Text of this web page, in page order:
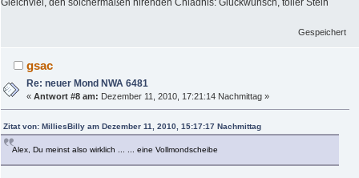
Gleichviel, den solchermaßen hirenden Chladnis: Glückwunsch, toller Stein
Gespeichert
gsac
Re: neuer Mond NWA 6481
«Antwort #8 am: Dezember 11, 2010, 17:21:14 Nachmittag »
Zitat von: MilliesBilly am Dezember 11, 2010, 15:17:17 Nachmittag
Alex, Du meinst also wirklich ... ... eine Vollmondscheibe